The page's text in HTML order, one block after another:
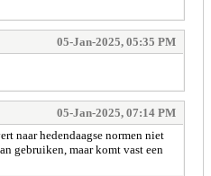
05-Jan-2025, 05:35 PM
05-Jan-2025, 07:14 PM
naar hedendaagse normen niet
gebruiken, maar komt vast een